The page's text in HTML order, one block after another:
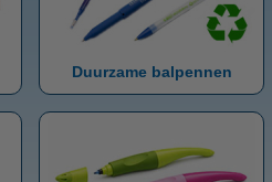
Duurzame balpennen